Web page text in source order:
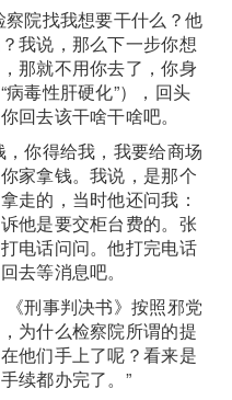
院找我想要干什么？他
我说，那么下一步你想
那就不用你去了，你身
毒性肝硬化”），回头
回去该干啥干啥吧。
你得给我，我要给商场
家拿钱。我说，是那个
走的，当时他还问我：
他是要交柜台费的。张
电话问问。他打完电话
去等消息吧。
刑事判决书》按照邪党
为什么检察院所谓的提
他们手上了呢？看来是
续都办完了。”